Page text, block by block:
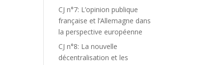
CJ n°7: L’opinion publique
française et l’Allemagne dans
la perspective européenne
CJ n°8: La nouvelle
décentralisation et les